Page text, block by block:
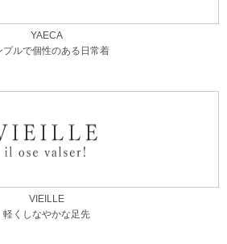
YAECA
プルで個性のある日常着
VIEILLE
軽くしなやかな足先